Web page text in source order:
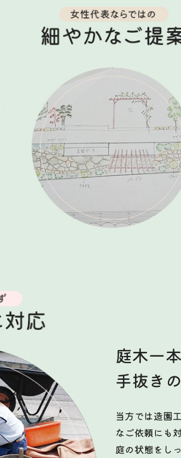
庭木一
手抜き
当方では造園
なご依頼にも
庭の状態をし